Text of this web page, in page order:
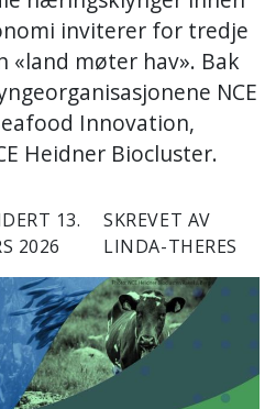
inviterer for tredje
«land møter hav». Bak
NCE
Innovation,
Heidner Biocluster.
13.
2026
SKREVET AV
LINDA-THERES